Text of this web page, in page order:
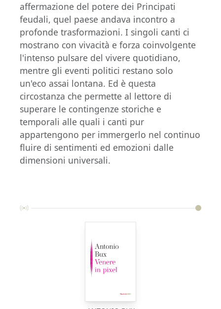
affermazione del potere dei Principati
feudali, quel paese andava incontro a
profonde trasformazioni. I singoli canti ci
mostrano con vivacità e forza coinvolgente
l'intenso pulsare del vivere quotidiano,
mentre gli eventi politici restano solo
un'eco assai lontana. Ed è questa
circostanza che permette al lettore di
superare le contingenze storiche e
temporali alle quali i canti pur
appartengono per immergerlo nel continuo
fluire di sentimenti ed emozioni dalle
dimensioni universali.